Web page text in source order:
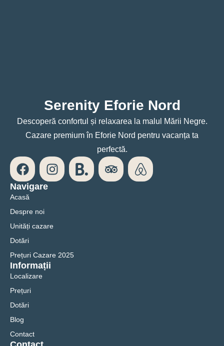
Serenity Eforie Nord
Descoperă confortul și relaxarea la malul Mării Negre.
Cazare premium în Eforie Nord pentru vacanța ta
perfectă.
Navigare
Acasă
Despre noi
Unități cazare
Dotări
Prețuri Cazare 2025
Informații
Localizare
Prețuri
Dotări
Blog
Contact